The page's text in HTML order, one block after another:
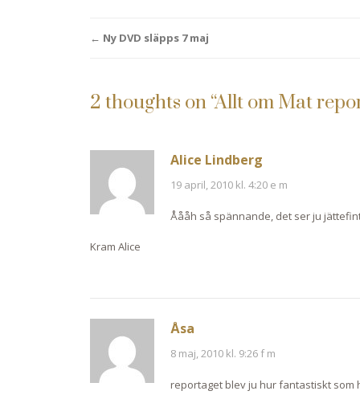
Post
← Ny DVD släpps 7 maj
2 thoughts on “Allt om Mat
Alice Lindberg
19 april, 2010 kl. 4:20 e m
Åååh så spännande, det ser ju
Kram Alice
Åsa
8 maj, 2010 kl. 9:26 f m
reportaget blev ju hur fantastiskt som